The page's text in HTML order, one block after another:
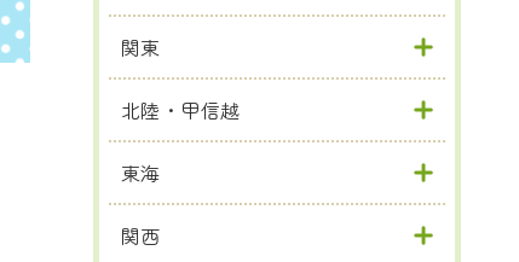
関東
北陸・甲信越
東海
関西